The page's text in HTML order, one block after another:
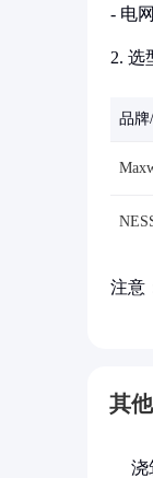
- 电
2. 选
品牌
注意
其
浇